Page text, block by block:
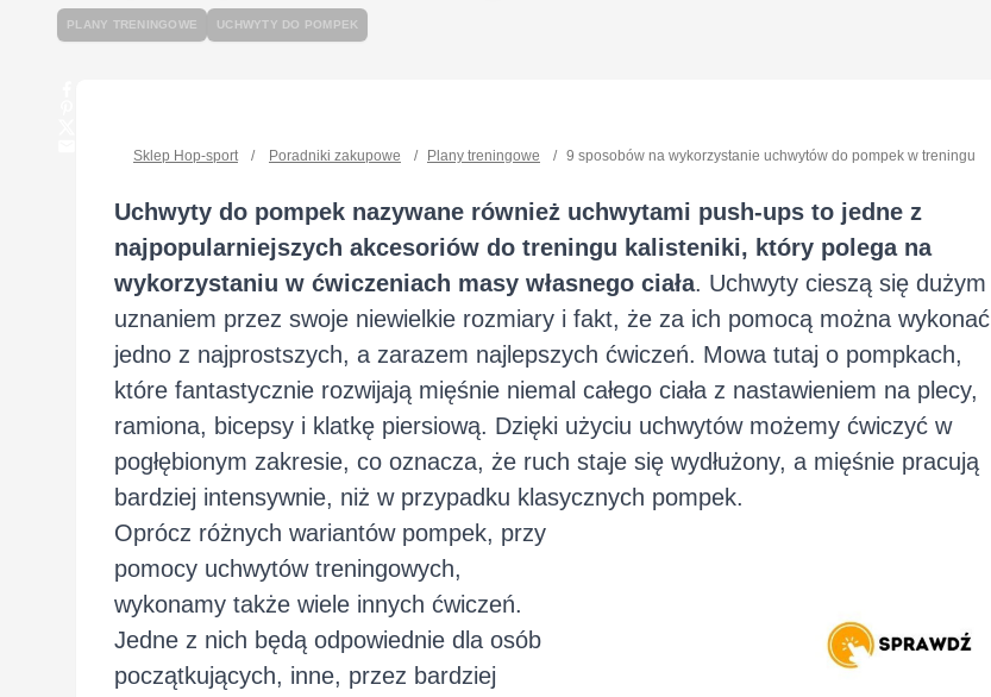
PLANY TRENINGOWE UCHWYTY DO POMPEK
Sklep Hop-sport / Poradniki zakupowe / Plany treningowe / 9 sposobów na wykorzystanie uchwytów do pompek w treningu
Uchwyty do pompek nazywane również uchwytami push-ups to jedne z
najpopularniejszych akcesoriów do treningu kalisteniki, który polega na
wykorzystaniu w ćwiczeniach masy własnego ciała. Uchwyty cieszą się dużym
uznaniem przez swoje niewielkie rozmiary i fakt, że za ich pomocą można wykonać
jedno z najprostszych, a zarazem najlepszych ćwiczeń. Mowa tutaj o pompkach,
które fantastycznie rozwijają mięśnie niemal całego ciała z nastawieniem na plecy,
ramiona, bicepsy i klatkę piersiową. Dzięki użyciu uchwytów możemy ćwiczyć w
pogłębionym zakresie, co oznacza, że ruch staje się wydłużony, a mięśnie pracują
bardziej intensywnie, niż w przypadku klasycznych pompek.
Oprócz różnych wariantów pompek, przy
pomocy uchwytów treningowych,
wykonamy także wiele innych ćwiczeń.
Jedne z nich będą odpowiednie dla osób
początkujących, inne, przez bardziej